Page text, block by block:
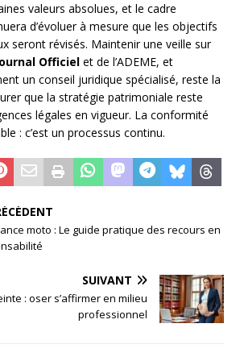
valeurs absolues, et le cadre
d’évoluer à mesure que les objectifs
seront révisés. Maintenir une veille sur
Officiel et de l’ADEME, et
un conseil juridique spécialisé, reste la
que la stratégie patrimoniale reste
légales en vigueur. La conformité
: c’est un processus continu.
moto : Le guide pratique des recours en
SUIVANT
: oser s’affirmer en milieu
professionnel